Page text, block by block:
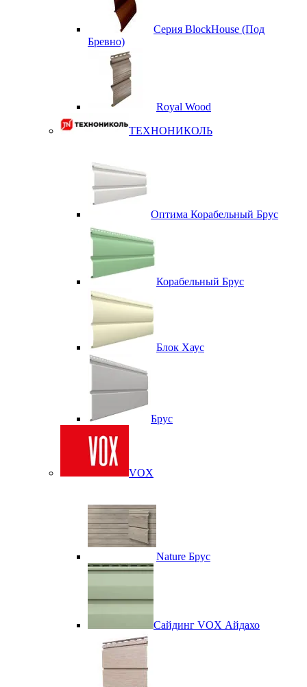
Серия BlockHouse (Под
Бревно)
Royal Wood
ТЕХНОНИКОЛЬ
Оптима Корабельный Брус
Корабельный Брус
Блок Хаус
Брус
VOX
Nature Брус
Сайдинг VOX Айдахо